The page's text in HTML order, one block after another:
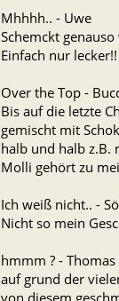
Mhhhh.. - Uwe
Schemckt
Einfach nur
Over the Top -
Bis auf die letzte
gemischt mit
halb und halb z.B.
Molli gehört zu
Ich weiß nicht.. -
Nicht so mein
hmmm ? - Thomas
auf grund der